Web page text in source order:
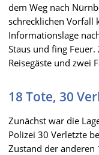
dem Weg nach
schrecklichen Vorfall
Informationslage
Staus und fing
Reisegäste und zwei
18 Tote, 30
Zunächst war die
Polizei 30 Verletzte
Zustand der anderen